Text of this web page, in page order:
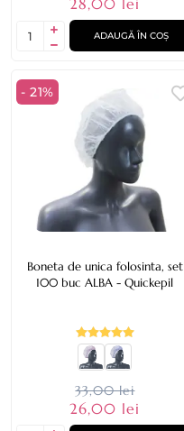
28,00 lei
ADAUGĂ ÎN COȘ
- 21%
Boneta de unica folosinta, set
100 buc ALBA - Quickepil
33,00 lei
26,00 lei